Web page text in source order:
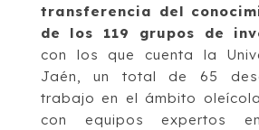
transferencia del
de los 119 grupos de
con los que cuenta la
Jaén, un total de 65
trabajo en el ámbito
con equipos expertos